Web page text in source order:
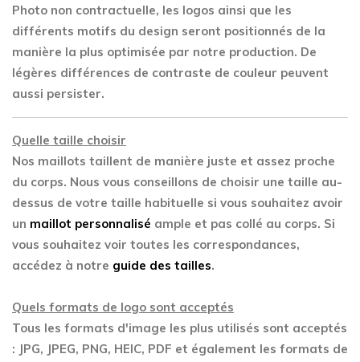
Photo non contractuelle, les logos ainsi que les
différents motifs du design seront positionnés de la
manière la plus optimisée par notre production. De
légères différences de contraste de couleur peuvent
aussi persister.
Quelle taille choisir
Nos maillots taillent de manière juste et assez proche
du corps. Nous vous conseillons de choisir une taille au-
dessus de votre taille habituelle si vous souhaitez avoir
un maillot personnalisé ample et pas collé au corps. Si
vous souhaitez voir toutes les correspondances,
accédez à notre guide des tailles.
Quels formats de logo sont acceptés
Tous les formats d'image les plus utilisés sont acceptés
: JPG, JPEG, PNG, HEIC, PDF et également les formats de